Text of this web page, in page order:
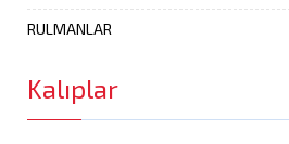
RULMANLAR
Kalıplar